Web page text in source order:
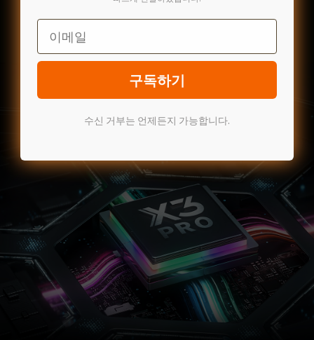
Email
구독하기
수신 거부는 언제든지 가능합니다.